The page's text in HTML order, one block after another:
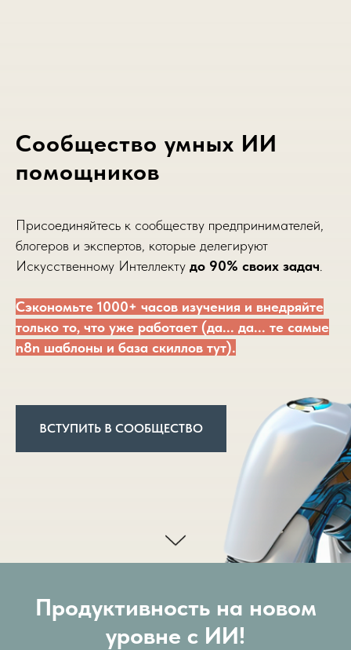
Сообщество умных ИИ
помощников
Присоединяйтесь к сообществу предпринимателей,
блогеров и экспертов, которые делегируют
Искусственному Интеллекту до 90% своих задач
Сэкономьте 1000+ часов изучения и внедряйте
только то, что уже работает (да... да... те самые
n8n шаблоны и база скиллов тут).
ВСТУПИТЬ В СООБЩЕСТВО
Продуктивность на новом
уровне с ИИ!